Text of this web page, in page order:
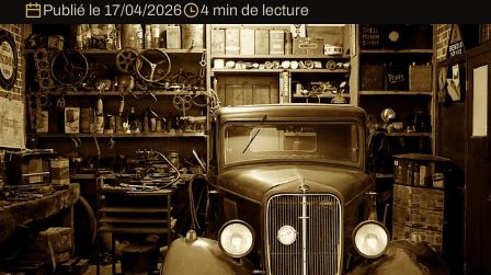
Publié le 17/04/2026 4 min de lecture